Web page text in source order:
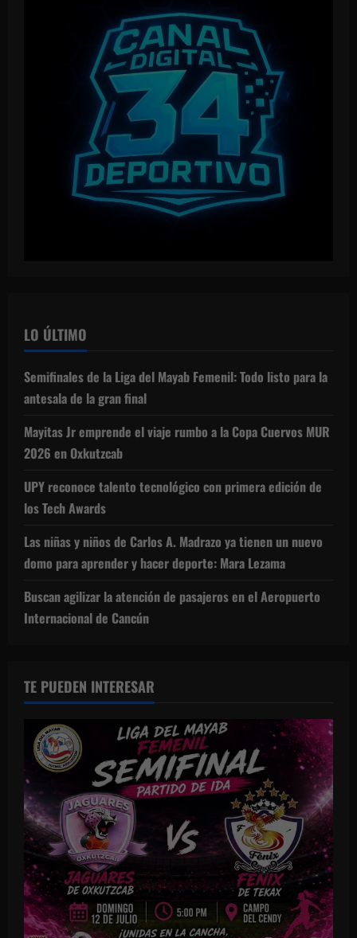
LO ÚLTIMO
Semifinales de la Liga del Mayab Femenil: Todo listo para la
antesala de la gran final
Mayitas Jr emprende el viaje rumbo a la Copa Cuervos MUR
2026 en Oxkutzcab
UPY reconoce talento tecnológico con primera edición de
los Tech Awards
Las niñas y niños de Carlos A. Madrazo ya tienen un nuevo
domo para aprender y hacer deporte: Mara Lezama
Buscan agilizar la atención de pasajeros en el Aeropuerto
Internacional de Cancún
TE PUEDEN INTERESAR